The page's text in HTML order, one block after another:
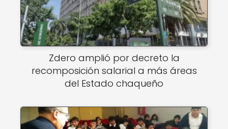
Zdero amplió por decreto la
recomposición salarial a más áreas
del Estado chaqueño